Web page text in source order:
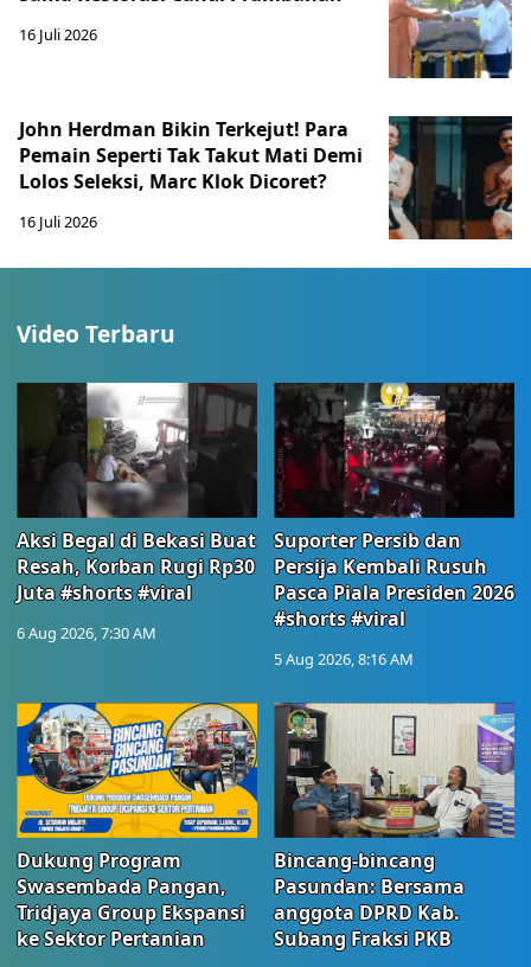
16 Juli 2026
John Herdman Bikin Terkejut! Para
Pemain Seperti Tak Takut Mati Demi
Lolos Seleksi, Marc Klok Dicoret?
16 Juli 2026
Video Terbaru
Aksi Begal di Bekasi Buat
Resah, Korban Rugi Rp30
Juta #shorts #viral
6 Aug 2026, 7:30 AM
Suporter Persib dan
Persija Kembali Rusuh
Pasca Piala Presiden 2026
#shorts #viral
5 Aug 2026, 8:16 AM
Dukung Program
Swasembada Pangan,
Tridjaya Group Ekspansi
ke Sektor Pertanian
Bincang-bincang
Pasundan: Bersama
anggota DPRD Kab.
Subang Fraksi PKB